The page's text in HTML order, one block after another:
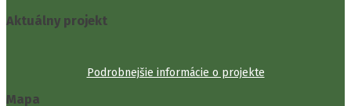
Aktuálny projekt
Podrobnejšie informácie o projekte
Mapa